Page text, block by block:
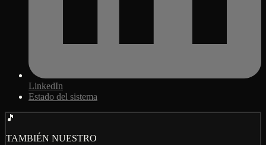
LinkedIn
Estado del sistema
🎵
TAMBIÉN NUESTRO